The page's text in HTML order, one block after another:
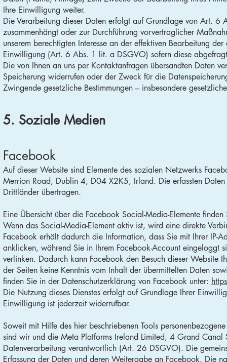
Ihre Einwilligung weiter.
Die Verarbeitung dieser Daten erfolgt auf Grundlage von Art.
zusammenhängt oder zur Durchführung vorvertraglicher
unserem berechtigten Interesse an der effektiven Bearbeitung
Einwilligung (Art. 6 Abs. 1 lit. a DSGVO) sofern diese
Die von Ihnen an uns per Kontaktanfragen übersandten Daten
Speicherung widerrufen oder der Zweck für die
Zwingende gesetzliche Bestimmungen – insbesondere
5. Soziale Medien
Facebook
Auf dieser Website sind Elemente des sozialen Netzwerks
Merrion Road, Dublin 4, D04 X2K5, Irland. Die erfassten
Drittländer übertragen.
Eine Übersicht über die Facebook Social-Media-Elemente
Wenn das Social-Media-Element aktiv ist, wird eine direkte
Facebook erhält dadurch die Information, dass Sie mit Ihrer IP-
anklicken, während Sie in Ihrem Facebook-Account eingeloggt
verlinken. Dadurch kann Facebook den Besuch dieser Website
der Seiten keine Kenntnis vom Inhalt der übermittelten Daten
finden Sie in der Datenschutzerklärung von Facebook unter:
Die Nutzung dieses Dienstes erfolgt auf Grundlage Ihrer
Einwilligung ist jederzeit widerrufbar.
Soweit mit Hilfe des hier beschriebenen Tools
sind wir und die Meta Platforms Ireland Limited, 4 Grand
Datenverarbeitung verantwortlich (Art. 26 DSGVO). Die
Erfassung der Daten und deren Weitergabe an Facebook. Die